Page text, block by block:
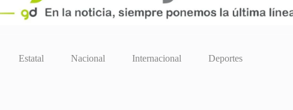
Estatal Nacional Internacional Deportes